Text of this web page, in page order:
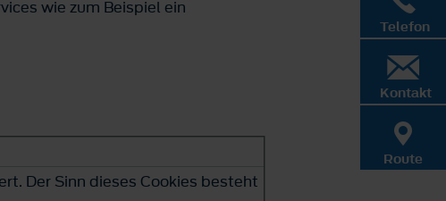
wie zum Beispiel ein
Der Sinn dieses Cookies besteht
Telefon
Kontakt
Route